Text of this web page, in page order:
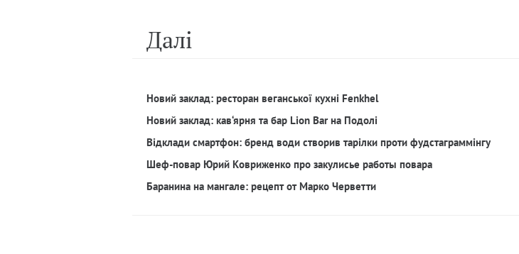
Далi
Новий заклад: ресторан веганської кухні Fenkhel
Новий заклад: кав‘ярня та бар Lion Bar на Подолі
Відклади смартфон: бренд води створив тарілки проти фудстаграммінгу
Шеф-повар Юрий Ковриженко про закулисье работы повара
Баранина на мангале: рецепт от Марко Черветти